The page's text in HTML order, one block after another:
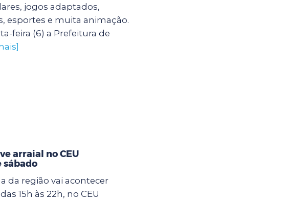
jogos adaptados,
esportes e muita animação.
feira (6) a Prefeitura de
arraial no CEU
sábado
da região vai acontecer
15h às 22h, no CEU